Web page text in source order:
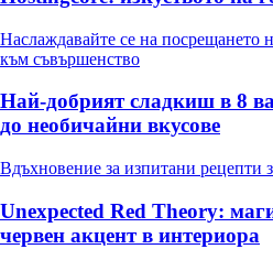
Наслаждавайте се на посрещането
към съвършенство
Най-добрият сладкиш в 8
до необичайни вкусове
Вдъхновение за изпитани рецепти
Unexpected Red Theory:
червен акцент в интериора